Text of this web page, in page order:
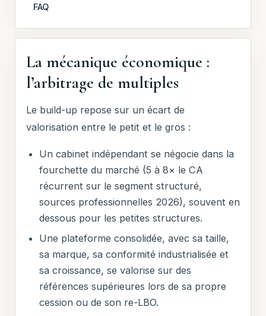
FAQ
La mécanique économique :
l’arbitrage de multiples
Le build-up repose sur un écart de
valorisation entre le petit et le gros :
Un cabinet indépendant se négocie dans la
fourchette du marché (5 à 8× le CA
récurrent sur le segment structuré,
sources professionnelles 2026), souvent en
dessous pour les petites structures.
Une plateforme consolidée, avec sa taille,
sa marque, sa conformité industrialisée et
sa croissance, se valorise sur des
références supérieures lors de sa propre
cession ou de son re-LBO.